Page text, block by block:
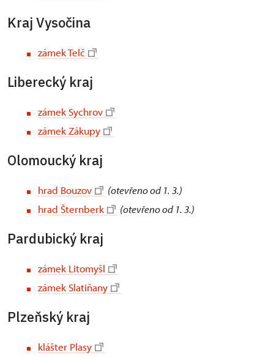
Kraj Vysočina
zámek Telč
Liberecký kraj
zámek Sychrov
zámek Zákupy
Olomoucký kraj
hrad Bouzov
(otevřeno od 1. 3.)
hrad Šternberk
(otevřeno od 1. 3.)
Pardubický kraj
zámek Litomyšl
zámek Slatiňany
Plzeňský kraj
klášter Plasy